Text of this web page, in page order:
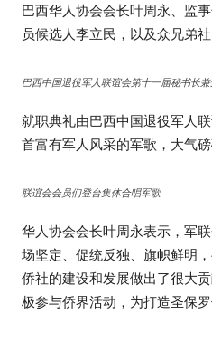
巴西华人协会会长叶周永、监
员候选人李立民，以及众兄弟
巴西中国退役军人联谊会第十一届秘书长
就职典礼由巴西中国退役军人
首富有军人风采的军歌，大气
联谊会会员们登台集体合唱军歌
华人协会会长叶周永表示，军
场坚定、促统反独、旗帜鲜明
侨社的建设和发展做出了很大
极参与侨界活动，为打造圣保